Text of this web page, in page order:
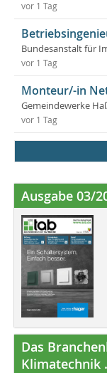
vor 1 Tag
Bundesanstalt für
vor 1 Tag
Monteur/-in
Gemeindewerke
vor 1 Tag
Ausgabe 03/
Das
Klimatechnik